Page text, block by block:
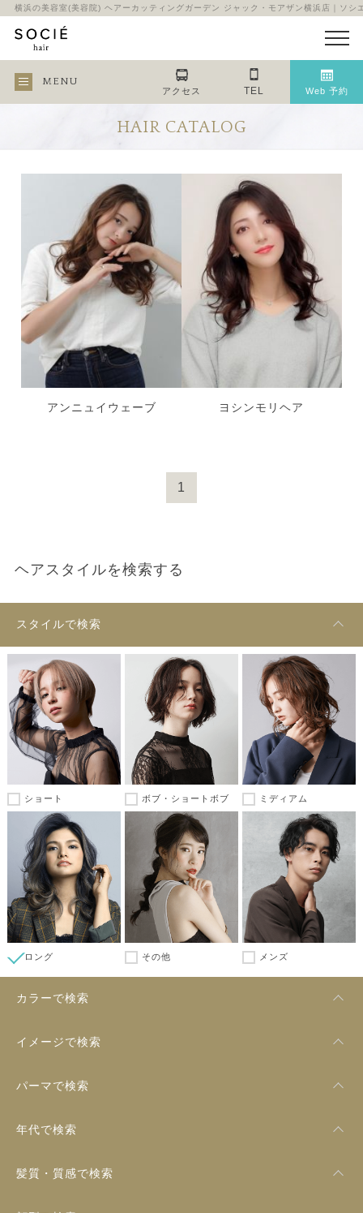
横浜の美容室(美容院) ヘアーカッティングガーデン ジャック・モアザン横浜店｜ソシ
MENU
アクセス TEL Web 予約
HAIR CATALOG
アンニュイウェーブ ヨシンモリヘア
1
ヘアスタイルを検索する
スタイルで検索
ショート ボブ・ショートボブ ミディアム
ロング その他 メンズ
カラーで検索
イメージで検索
パーマで検索
年代で検索
髪質・質感で検索